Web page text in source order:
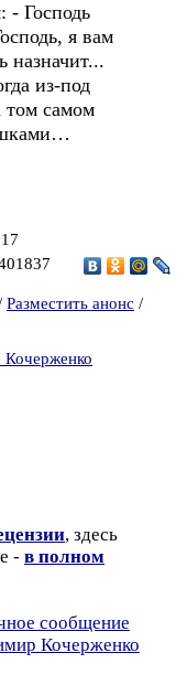
- Господь
я вам
назначит...
из-под
том самом
Разместить анонс /
Кочерженко
, здесь
- в полном
сообщение
Кочерженко